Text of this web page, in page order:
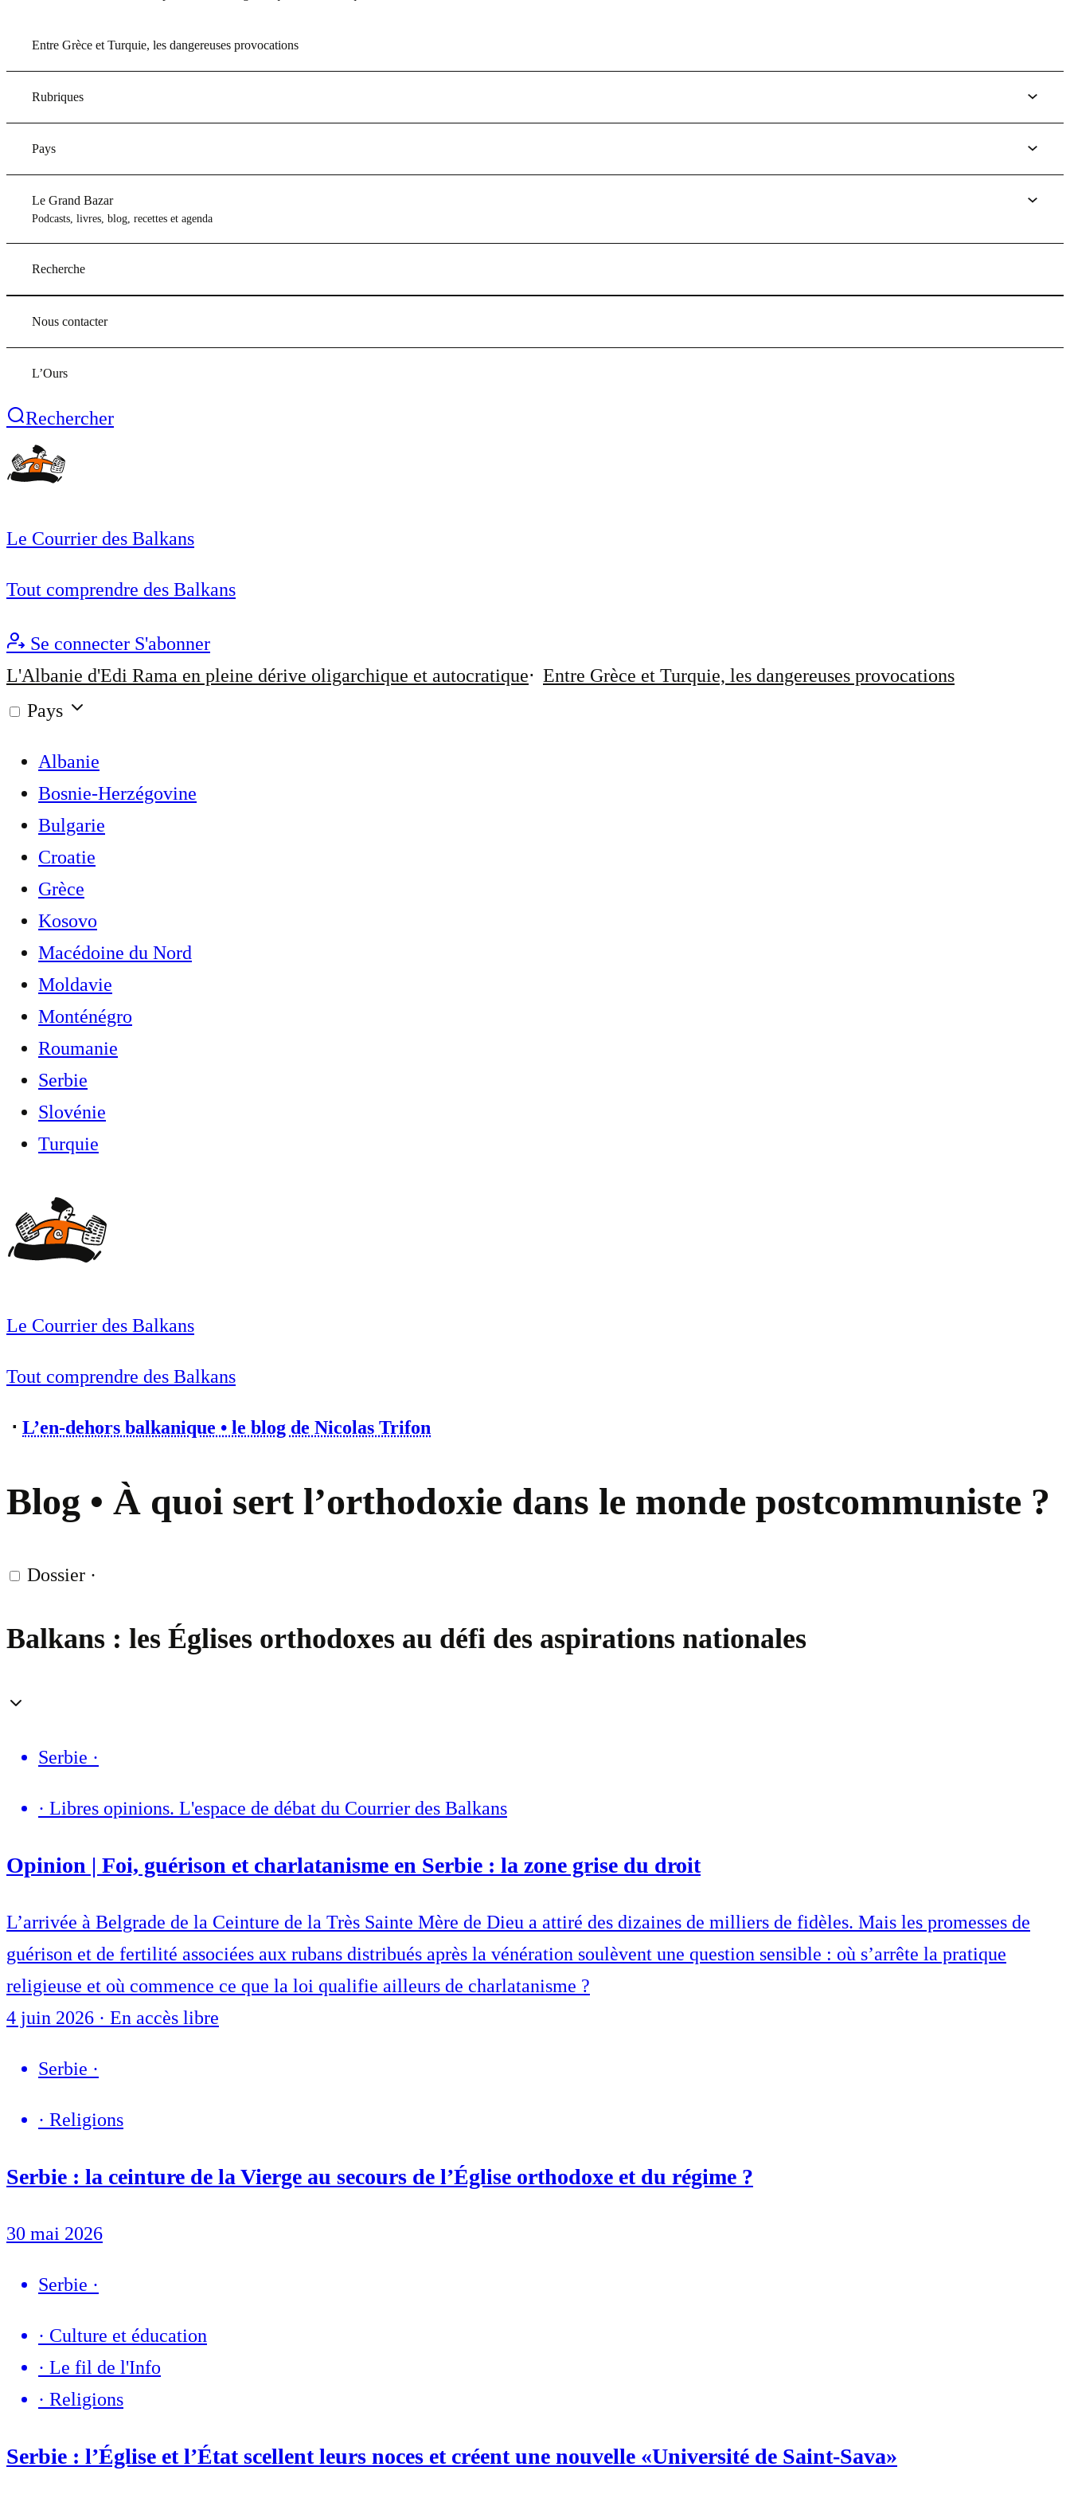
Entre Grèce et Turquie, les dangereuses provocations
Rubriques
Pays
Le Grand Bazar
Podcasts, livres, blog, recettes et agenda
Recherche
Nous contacter
L’Ours
Rechercher
Le Courrier des Balkans
Tout comprendre des Balkans
Se connecter S'abonner
L'Albanie d'Edi Rama en pleine dérive oligarchique et autocratique
Entre Grèce et Turquie, les dangereuses provocations
Pays
Albanie
Bosnie-Herzégovine
Bulgarie
Croatie
Grèce
Kosovo
Macédoine du Nord
Moldavie
Monténégro
Roumanie
Serbie
Slovénie
Turquie
Le Courrier des Balkans
Tout comprendre des Balkans
⋅ L’en-dehors balkanique • le blog de Nicolas Trifon
Blog • À quoi sert l’orthodoxie dans le monde postcommuniste ?
Dossier ·
Balkans : les Églises orthodoxes au défi des aspirations nationales
Serbie ·
· Libres opinions. L'espace de débat du Courrier des Balkans
Opinion | Foi, guérison et charlatanisme en Serbie : la zone grise du droit
L’arrivée à Belgrade de la Ceinture de la Très Sainte Mère de Dieu a attiré des dizaines de milliers de fidèles. Mais les promesses de
guérison et de fertilité associées aux rubans distribués après la vénération soulèvent une question sensible : où s’arrête la pratique
religieuse et où commence ce que la loi qualifie ailleurs de charlatanisme ?
4 juin 2026 · En accès libre
Serbie ·
· Religions
Serbie : la ceinture de la Vierge au secours de l’Église orthodoxe et du régime ?
30 mai 2026
Serbie ·
· Culture et éducation
· Le fil de l'Info
· Religions
Serbie : l’Église et l’État scellent leurs noces et créent une nouvelle «Université de Saint-Sava»